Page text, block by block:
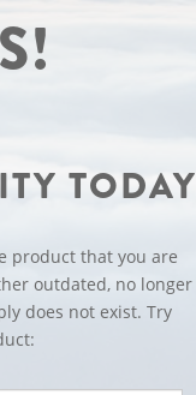
TODAY
product that you are
outdated, no longer
does not exist. Try